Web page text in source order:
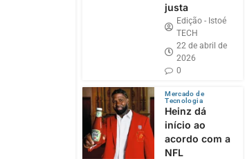
justa
Edição - Istoé
TECH
22 de abril de
2026
0
Mercado de
Tecnologia
Heinz dá
início ao
acordo com a
NFL